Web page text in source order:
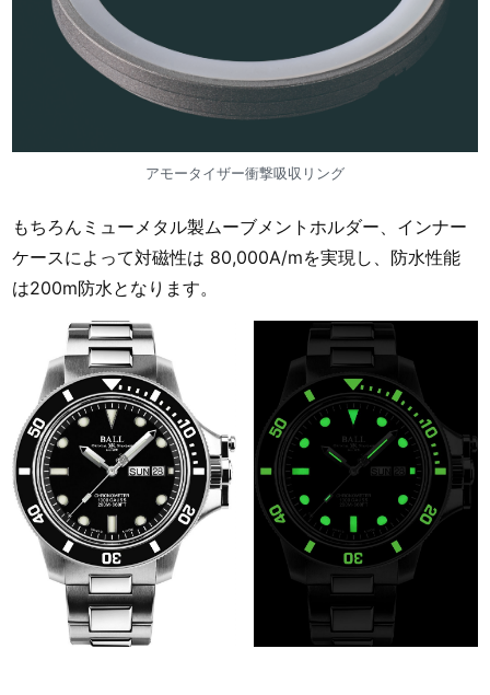
アモータイザー衝撃吸収リング
もちろんミューメタル製ムーブメントホルダー、インナー
ケースによって対磁性は 80,000A/mを実現し、防水性能
は200m防水となります。